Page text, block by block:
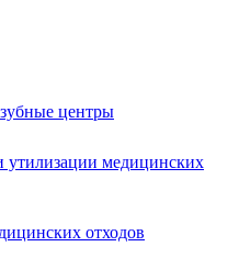
центры
утилизации медицинских
отходов